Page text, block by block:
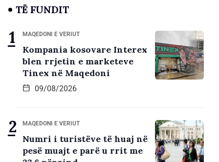
TË FUNDIT
MAQEDONI E VERIUT
Kompania kosovare Interex
blen rrjetin e marketeve
Tinex në Maqedoni
09/08/2026
MAQEDONI E VERIUT
Numri i turistëve të huaj në
pesë muajt e parë u rrit me